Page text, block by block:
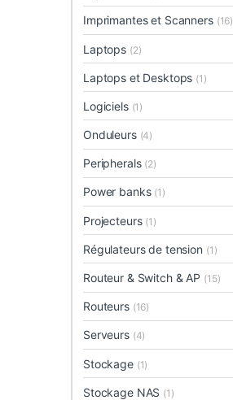
Imprimantes et Scanners (16)
Laptops (2)
Laptops et Desktops (1)
Logiciels (1)
Onduleurs (4)
Peripherals (2)
Power banks (1)
Projecteurs (1)
Régulateurs de tension (1)
Routeur & Switch & AP (15)
Routeurs (16)
Serveurs (4)
Stockage (1)
Stockage NAS (1)